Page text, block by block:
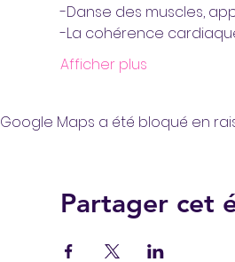
-Danse des muscles,
-La cohérence
Afficher plus
Google Maps a été bloqué en
Partager cet